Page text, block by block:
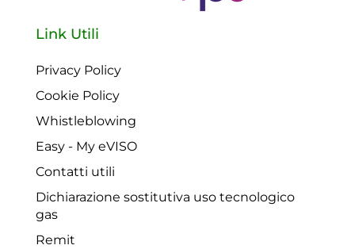
Link Utili
Privacy Policy
Cookie Policy
Whistleblowing
Easy - My eVISO
Contatti utili
Dichiarazione sostitutiva uso tecnologico
gas
Remit